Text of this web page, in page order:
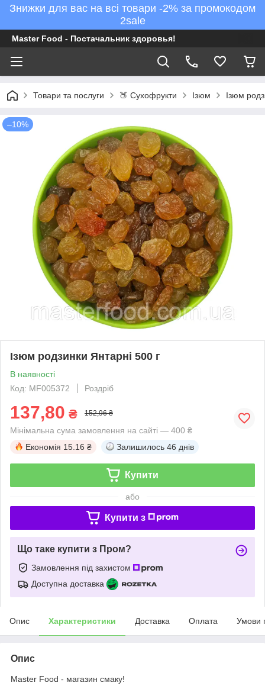
Знижки для вас на всі товари -2% за промокодом
2sale
Master Food - Постачальник здоровья!
Товари та послуги 🍑 Сухофрукти Ізюм Ізюм
–10%
Ізюм родзинки Янтарні 500 г
В наявності
Код: MF005372
Роздріб
137,80 ₴ 152,96 ₴
Мінімальна сума замовлення на сайті — 400 ₴
Економія 15.16 ₴ Залишилось 46 днів
Купити
або
Купити з
Що таке купити з Пром?
Замовлення під захистом
Доступна доставка
Опис Характеристики Доставка Оплата Умови
Опис
Master Food - магазин смаку!